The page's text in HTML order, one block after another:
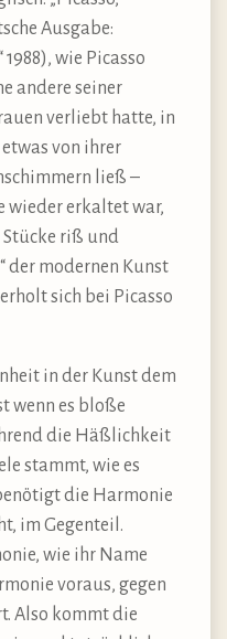
Ausgabe:
1988), wie Picasso
andere seiner
verliebt hatte, in
von ihrer
ließ –
wieder erkaltet war,
Stücke riß und
der modernen Kunst
sich bei Picasso
in der Kunst dem
wenn es bloße
die Häßlichkeit
stammt, wie es
die Harmonie
im Gegenteil.
wie ihr Name
voraus, gegen
Also kommt die